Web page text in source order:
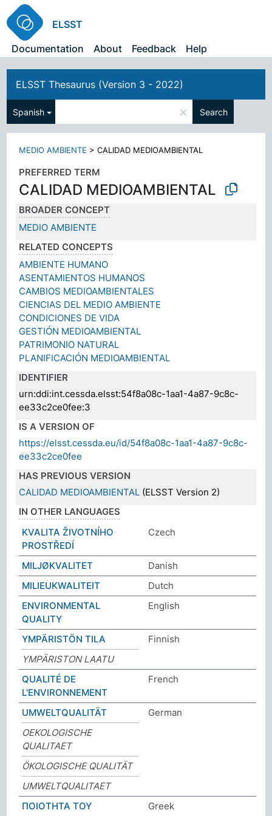
ELSST
Documentation
About Feedback Help
ELSST Thesaurus (Version 3 - 2022)
Spanish × Search
MEDIO AMBIENTE >CALIDAD MEDIOAMBIENTAL
PREFERRED TERM
CALIDAD MEDIOAMBIENTAL
BROADER CONCEPT
MEDIO AMBIENTE
RELATED CONCEPTS
AMBIENTE HUMANO
ASENTAMIENTOS HUMANOS
CAMBIOS MEDIOAMBIENTALES
CIENCIAS DEL MEDIO AMBIENTE
CONDICIONES DE VIDA
GESTIÓN MEDIOAMBIENTAL
PATRIMONIO NATURAL
PLANIFICACIÓN MEDIOAMBIENTAL
IDENTIFIER
urn:ddi:int.cessda.elsst:54f8a08c-1aa1-4a87-9c8c-
ee33c2ce0fee:3
IS A VERSION OF
https://elsst.cessda.eu/id/54f8a08c-1aa1-4a87-9c8c-
ee33c2ce0fee
HAS PREVIOUS VERSION
CALIDAD MEDIOAMBIENTAL (ELSST Version 2)
IN OTHER LANGUAGES
KVALITA ŽIVOTNÍHO
PROSTŘEDÍ
Czech
MILJØKVALITET
Danish
MILIEUKWALITEIT
Dutch
ENVIRONMENTAL
QUALITY
English
YMPÄRISTÖN TILA
Finnish
YMPÄRISTON LAATU
QUALITÉ DE
L'ENVIRONNEMENT
French
UMWELTQUALITÄT
German
OEKOLOGISCHE
QUALITAET
ÖKOLOGISCHE QUALITÄT
UMWELTQUALITAET
ΠΟΙΟΤΗΤΑ ΤΟΥ
Greek